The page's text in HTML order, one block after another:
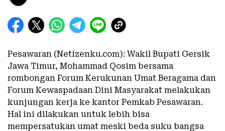
Pesawaran (Netizenku.com): Wakil Bupati Gersik
Jawa Timur, Mohammad Qosim bersama
rombongan Forum Kerukunan Umat Beragama dan
Forum Kewaspadaan Dini Masyarakat melakukan
kunjungan kerja ke kantor Pemkab Pesawaran.
Hal ini dilakukan untuk lebih bisa
mempersatukan umat meski beda suku bangsa